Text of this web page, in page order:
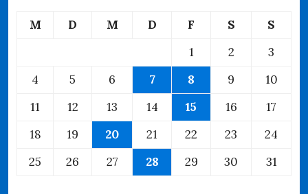
M D M D F S
S
1
2
3
4
5 6 7 8 9
10
11
12 13 14 15 16
17
18
19 20 21 22 23
24
25
26 27 28 29 30 31